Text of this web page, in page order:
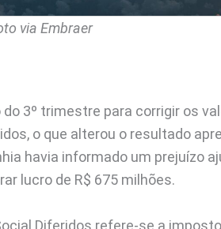
via Embraer
3º trimestre para corrigir os
o que alterou o resultado
havia informado um prejuízo
lucro de R$ 675 milhões.
Diferidos refere-se a